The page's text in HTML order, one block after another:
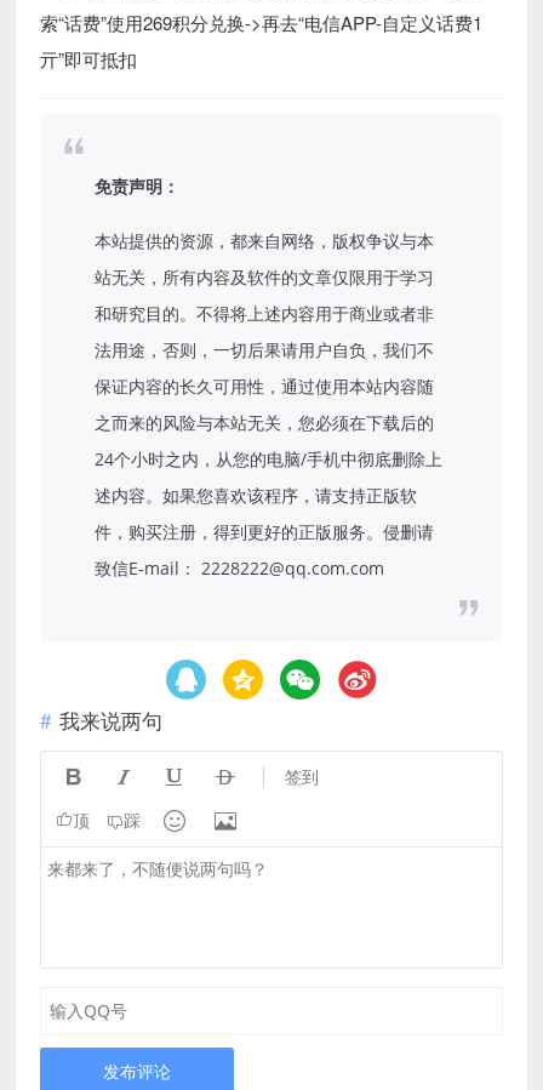
索“话费”使用269积分兑换->再去“电信APP-自定义话费1
亓”即可抵扣
免责声明：
本站提供的资源，都来自网络，版权争议与本
站无关，所有内容及软件的文章仅限用于学习
和研究目的。不得将上述内容用于商业或者非
法用途，否则，一切后果请用户自负，我们不
保证内容的长久可用性，通过使用本站内容随
之而来的风险与本站无关，您必须在下载后的
24个小时之内，从您的电脑/手机中彻底删除上
述内容。如果您喜欢该程序，请支持正版软
件，购买注册，得到更好的正版服务。侵删请
致信E-mail： 2228222@qq.com.com
我来说两句
    签到
顶 踩  
发布评论